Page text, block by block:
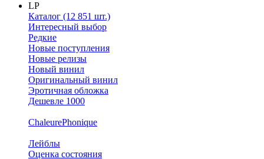
LP
Каталог (12 851 шт.)
Интересный выбор
Редкие
Новые поступления
Новые релизы
Новый винил
Оригинальный винил
Эротичная обложка
Дешевле 1000
ChaleurePhonique
Лейблы
Оценка состояния